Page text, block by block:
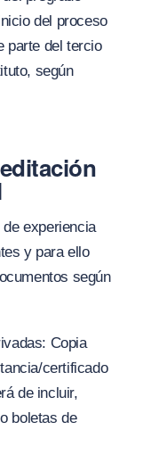
del proceso
parte del tercio
según
experiencia
y para ello
según
Copia
certificado
de incluir,
boletas de